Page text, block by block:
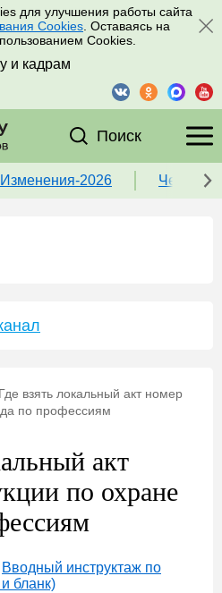
для улучшения работы сайта
Cookies . Оставаясь на
Cookies.
и кадрам
Поиск
Изменения-2026 Чек-
Где взять локальный акт номер
по профессиям
акт
по охране
Вводный инструктаж по
бланк)